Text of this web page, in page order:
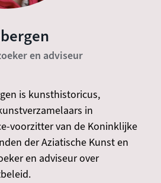
en adviseur
is kunsthistoricus,
in
voorzitter van de Koninklijke
der Aziatische Kunst en
en adviseur over